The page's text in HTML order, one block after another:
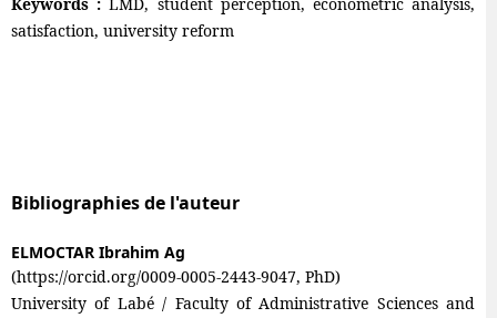
satisfaction, university reform
Bibliographies de l'auteur
ELMOCTAR Ibrahim Ag
(https://orcid.org/0009-0005-2443-9047, PhD)
University of Labé / Faculty of Administrative Sciences and